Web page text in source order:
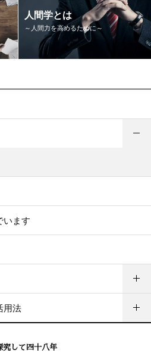
人間学とは
～人間力を高めるために～
います
用法
究して四十八年